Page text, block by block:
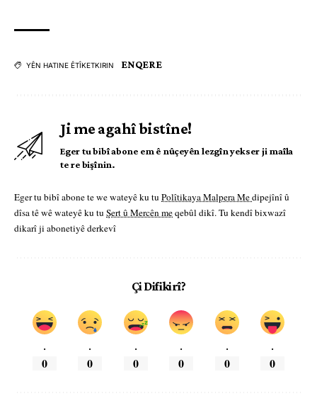
YÊN HATINE ÊTÎKETKIRIN ENQERE
Ji me agahî bistîne!
Eger tu bibî abone em ê nûçeyên lezgîn yekser ji maîla
te re bişînin.
Eger tu bibî abone te we wateyê ku tu Polîtikaya Malpera Medipejînî û
dîsa tê wê wateyê ku tu Şert û Mercên meqebûl dikî. Tu kendî bixwazî
dikarî ji abonetiyê derkevî
Çi Difikirî?
.
0
.
0
.
0
.
0
.
0
.
0